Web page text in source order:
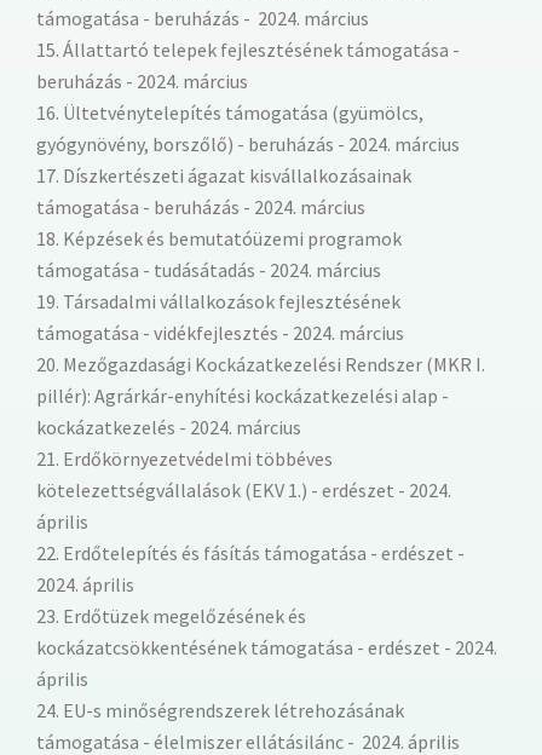
támogatása - beruházás - 2024. március
15. Állattartó telepek fejlesztésének támogatása -
beruházás - 2024. március
16. Ültetvénytelepítés támogatása (gyümölcs,
gyógynövény, borszőlő) - beruházás - 2024. március
17. Díszkertészeti ágazat kisvállalkozásainak
támogatása - beruházás - 2024. március
18. Képzések és bemutatóüzemi programok
támogatása - tudásátadás - 2024. március
19. Társadalmi vállalkozások fejlesztésének
támogatása - vidékfejlesztés - 2024. március
20. Mezőgazdasági Kockázatkezelési Rendszer (MKR I.
pillér): Agrárkár-enyhítési kockázatkezelési alap -
kockázatkezelés - 2024. március
21. Erdőkörnyezetvédelmi többéves
kötelezettségvállalások (EKV 1.) - erdészet - 2024.
április
22. Erdőtelepítés és fásítás támogatása - erdészet -
2024. április
23. Erdőtüzek megelőzésének és
kockázatcsökkentésének támogatása - erdészet - 2024.
április
24. EU-s minőségrendszerek létrehozásának
támogatása - élelmiszer ellátásilánc - 2024. április